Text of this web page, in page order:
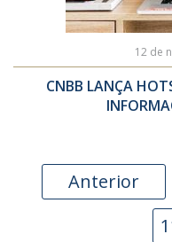
12 de
CNBB LANÇA
Anterior